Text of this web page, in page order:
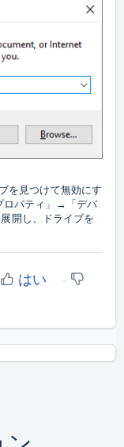
を見つけて無効にす
ロパティ」→「デバ
開し、ドライブを
はい